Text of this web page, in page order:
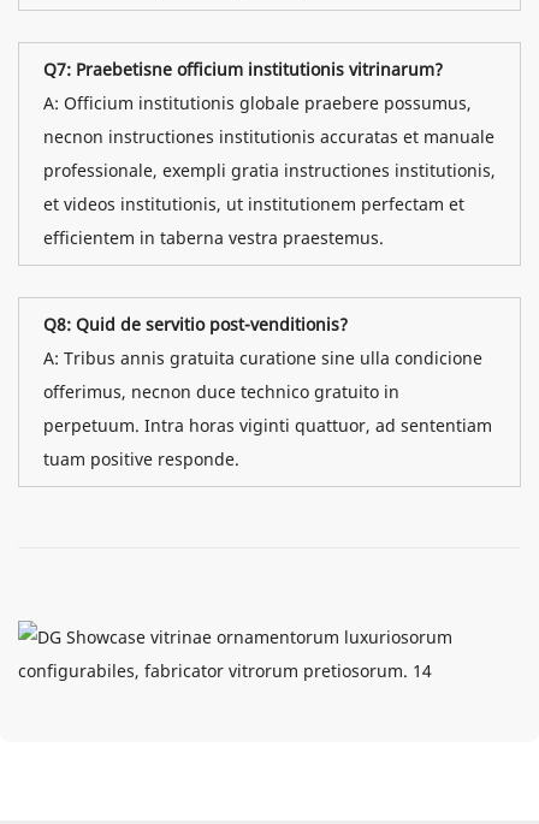
Q7: Praebetisne officium institutionis vitrinarum?
A: Officium institutionis globale praebere possumus,
necnon instructiones institutionis accuratas et manuale
professionale, exempli gratia instructiones institutionis,
et videos institutionis, ut institutionem perfectam et
efficientem in taberna vestra praestemus.
Q8: Quid de servitio post-venditionis?
A: Tribus annis gratuita curatione sine ulla condicione
offerimus, necnon duce technico gratuito in
perpetuum. Intra horas viginti quattuor, ad sententiam
tuam positive responde.